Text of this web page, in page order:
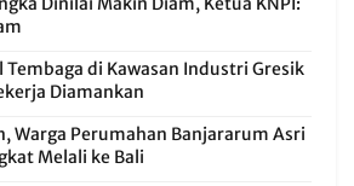
Tembaga di Kawasan Industri Gresik
Diamankan
Warga Perumahan Banjararum Asri
Melali ke Bali